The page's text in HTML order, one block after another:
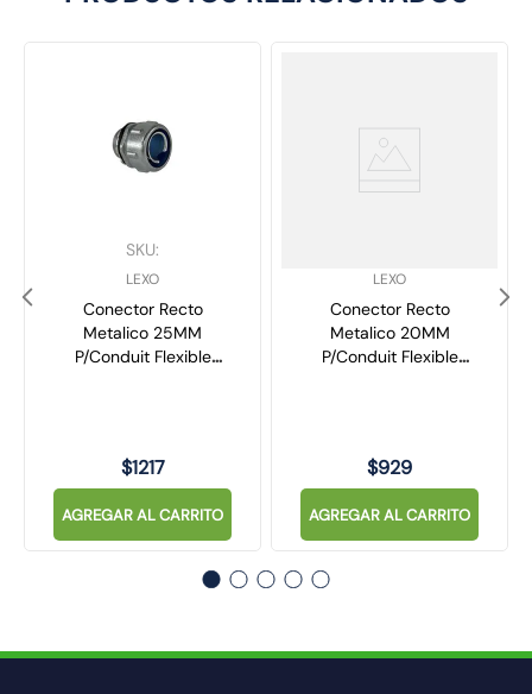
SKU:
LEXO
Conector Recto
Metalico 25MM
P/Conduit Flexible
$1217
AGREGAR AL CARRITO
LEXO
Conector Recto
Metalico 20MM
P/Conduit Flexible
$929
AGREGAR AL CARRITO